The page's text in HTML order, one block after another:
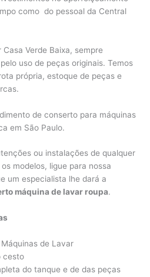
como do pessoal da Central
Verde Baixa, sempre
uso de peças originais. Temos
própria, estoque de peças e
de conserto para máquinas
em São Paulo.
ou instalações de qualquer
modelos, ligue para nossa
um especialista lhe dará a
máquina de lavar roupa.
de Lavar
cesto
do tanque e de das peças